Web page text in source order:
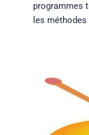
programmes
les